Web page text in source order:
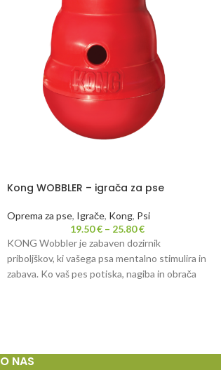
Kong WOBBLER – igrača za pse
Oprema za pse, Igrače, Kong, Psi
19.50€ – 25.80€
KONG Wobbler je zabaven dozirnik
priboljškov, ki vašega psa mentalno stimulira in
zabava. Ko vaš pes potiska, nagiba in obrača
O NAS